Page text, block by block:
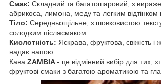
Смак: Складний та багатошаровий, з
абрикоса, лимона, меду та легким відтінком
Тіло: Середньощільне, з шовковистою
солодким післясмаком.
Кислотність: Яскрава, фруктова, свіжість і
надає напою.
Кава ZAMBIA- це відмінний вибір для тих,
фруктові смаки з багатою ароматикою та